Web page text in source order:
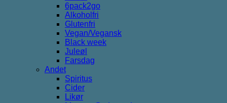
6pack2go
Alkoholfri
Glutenfri
Vegan/Vegansk
Black week
Juleøl
Farsdag
Andet
Spiritus
Cider
Likør